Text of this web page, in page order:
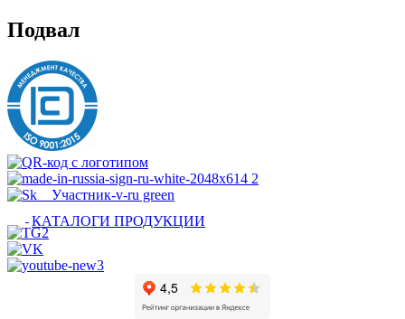
Подвал
КАТАЛОГИ ПРОДУКЦИИ